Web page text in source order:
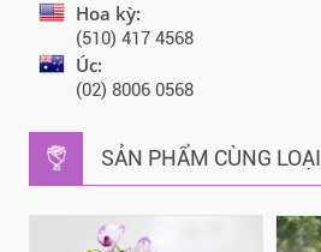
Hoa kỳ:
(510) 417 4568
Úc:
(02) 8006 0568
SẢN PHẨM CÙNG LOẠI